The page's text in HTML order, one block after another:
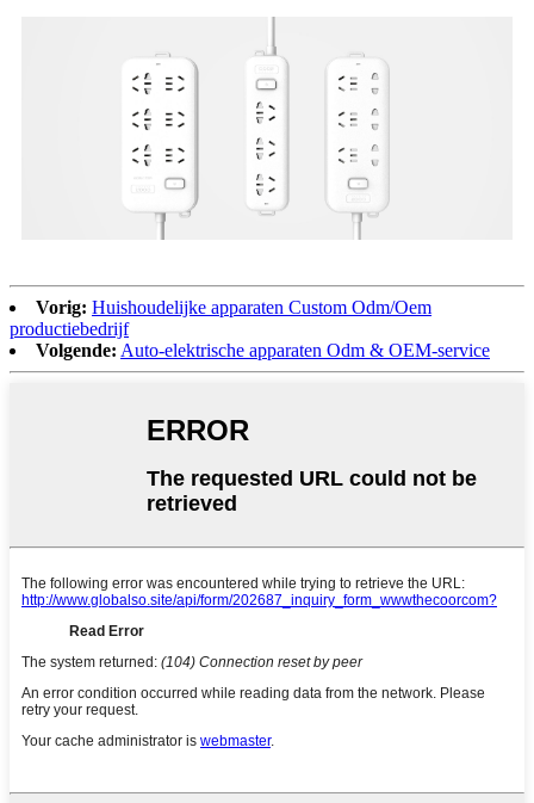
Vorig: Huishoudelijke apparaten Custom Odm/Oem
productiebedrijf
Volgende: Auto-elektrische apparaten Odm & OEM-service